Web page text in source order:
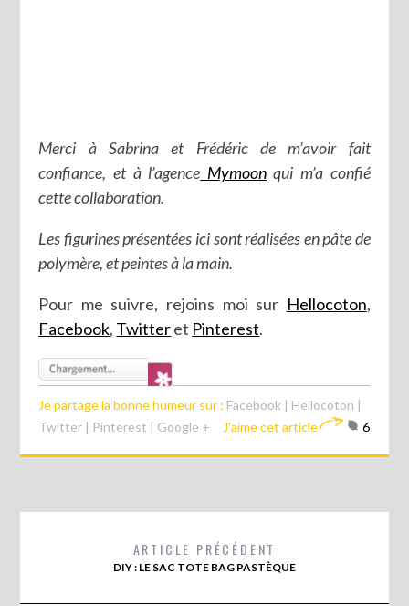
Merci à Sabrina et Frédéric de m’avoir fait
confiance, et à l’agence Mymoonqui m’a confié
cette collaboration.
Les figurines présentées ici sont réalisées en pâte de
polymère, et peintes à la main.
Pour me suivre, rejoins moi sur Hellocoton,
Facebook, Twitteret Pinterest.
Je partage la bonne humeur sur : Facebook | Hellocoton |
Twitter | Pinterest | Google + J'aime cet article 6
ARTICLE PRÉCÉDENT
DIY : LE SAC TOTE BAG PASTÈQUE